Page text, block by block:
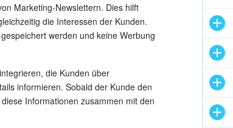
Marketing-Newslettern. Dies hilft
die Interessen der Kunden.
werden und keine Werbung
die Kunden über
informieren. Sobald der Kunde den
Informationen zusammen mit den